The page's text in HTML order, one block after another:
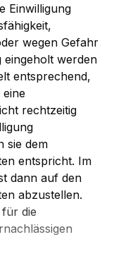
Einwilligung
wegen Gefahr
eingeholt werden
entsprechend,
eine
rechtzeitig
sie dem
entspricht. Im
dann auf den
abzustellen.
die